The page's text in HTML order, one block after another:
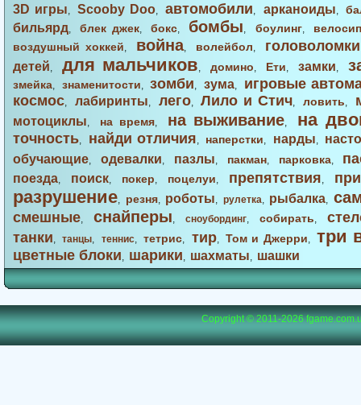
3D игры,Scooby Doo,автомобили, арканоиды,
бильярд,блек джек,бокс, бомбы, боулинг,
воздушный хоккей, война, волейбол, головоломки
детей, для мальчиков, домино, Ети, замки,
змейка, знаменитости,зомби, зума,
игровые
космос, лабиринты, лего,Лило и Стич,ловить,
мотоциклы, на время, на выживание, на
точность, найди отличия, наперстки, нарды,
обучающие, одевалки, пазлы, пакман, парковка,
поезда, поиск, покер, поцелуи, препятствия,
разрушение, резня, роботы, рулетка, рыбалка,
смешные, снайперы, сноубординг, собирать,
танки,танцы, теннис,тетрис, тир,Том и Джерри, три
цветные блоки, шарики, шахматы, шашки
Copyright © 2011-2026